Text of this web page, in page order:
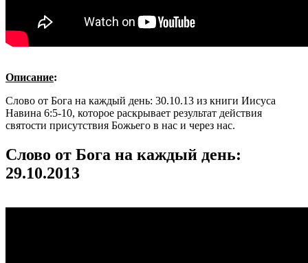
Описание:
Слово от Бога на каждый день: 30.10.13 из книги Иисуса
Навина 6:5-10, которое раскрывает результат действия
святости присутствия Божьего в нас и через нас.
Слово от Бога на каждый день:
29.10.2013